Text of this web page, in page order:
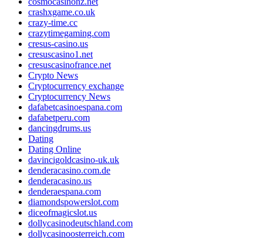
crashxgame.co.uk
crazy-time.cc
crazytimegaming.com
cresus-casino.us
cresuscasino1.net
cresuscasinofrance.net
Crypto News
Cryptocurrency exchange
Cryptocurrency News
dafabetcasinoespana.com
dafabetperu.com
dancingdrums.us
Dating
Dating Online
davincigoldcasino-uk.uk
denderacasino.com.de
denderacasino.us
denderaespana.com
diamondspowerslot.com
diceofmagicslot.us
dollycasinodeutschland.com
dollycasinoosterreich.com